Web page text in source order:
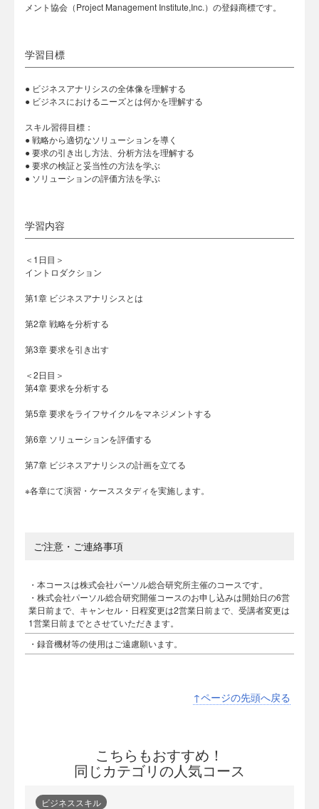
メント協会（Project Management Institute,Inc.）の登録商標です。
学習目標
● ビジネスアナリシスの全体像を理解する
● ビジネスにおけるニーズとは何かを理解する
スキル習得目標：
● 戦略から適切なソリューションを導く
● 要求の引き出し方法、分析方法を理解する
● 要求の検証と妥当性の方法を学ぶ
● ソリューションの評価方法を学ぶ
学習内容
＜1日目＞
イントロダクション
第1章 ビジネスアナリシスとは
第2章 戦略を分析する
第3章 要求を引き出す
＜2日目＞
第4章 要求を分析する
第5章 要求をライフサイクルをマネジメントする
第6章 ソリューションを評価する
第7章 ビジネスアナリシスの計画を立てる
※各章にて演習・ケーススタディを実施します。
ご注意・ご連絡事項
・本コースは株式会社パーソル総合研究所主催のコースです。
・株式会社パーソル総合研究開催コースのお申し込みは開始日の6営
業日前まで、キャンセル・日程変更は2営業日前まで、受講者変更は
1営業日前までとさせていただきます。
・録音機材等の使用はご遠慮願います。
↑ページの先頭へ戻る
こちらもおすすめ！
同じカテゴリの人気コース
ビジネススキル